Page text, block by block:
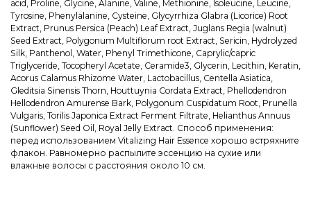
acid, Proline, Glycine, Alanine, Valine, Methionine, Isoleucine, Leucine,
Tyrosine, Phenylalanine, Cysteine, Glycyrrhiza Glabra (Licorice) Root
Extract, Prunus Persica (Peach) Leaf Extract, Juglans Regia (walnut)
Seed Extract, Polygonum Multiflorum root Extract, Sericin, Hydrolyzed
Silk, Panthenol, Water, Phenyl Trimethicone, Caprylic/capric
Triglyceride, Tocopheryl Acetate, Ceramide3, Glycerin, Lecithin, Keratin,
Acorus Calamus Rhizome Water, Lactobacillus, Centella Asiatica,
Gleditsia Sinensis Thorn, Houttuynia Cordata Extract, Phellodendron
Hellodendron Amurense Bark, Polygonum Cuspidatum Root, Prunella
Vulgaris, Torilis Japonica Extract Ferment Filtrate, Helianthus Annuus
(Sunflower) Seed Oil, Royal Jelly Extract. Способ применения:
перед использованием Vitalizing Hair Essence хорошо встряхните
флакон. Равномерно распылите эссенцию на сухие или
влажные волосы с расстояния около 10 см.